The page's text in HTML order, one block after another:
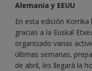
Alemania y EEUU
En esta edición
gracias a la Euskal
organizado varias
últimas semanas,
de abril, les llegará la